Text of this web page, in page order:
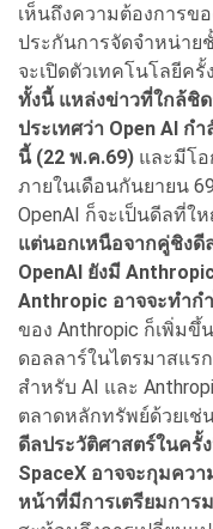
เห็นถึงความต้องการข
ประกันการจัดจำหน่า
จะเปิดตัวเทคโนโลยีค
ทั้งนี้ แหล่งข่าวที่ใกล้ชิ
ประเทศว่า Open AI ก
นี้ (22 พ.ค.69) และมีโ
ภายในเดือนกันยายน
OpenAI ก็จะเป็นดีลที่
แต่นอกเหนือจากคู่ชิงดี
OpenAI ยังมี
Anthropic อาจจะทำก
ของ Anthropic ก็เพิ่มขึ้
ดอลลาร์ในไตรมาสแร
สำหรับ AI และ
ตลาดหลักทรัพย์ด้วยเช่
ดีลประวัติศาสตร์ในครั้
SpaceX อาจจะกุมคว
หน้าที่มีการเตรียมการ